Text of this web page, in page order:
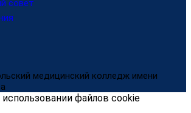
совет
медицинский колледж имени
файлов cookie